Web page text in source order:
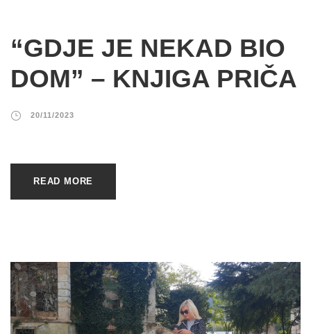
“GDJE JE NEKAD BIO
DOM” – KNJIGA PRIČA
20/11/2023
READ MORE